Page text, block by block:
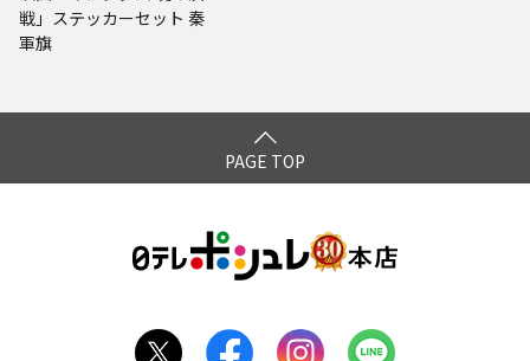
戦」ステッカーセット 秦
軍旗
PAGE TOP